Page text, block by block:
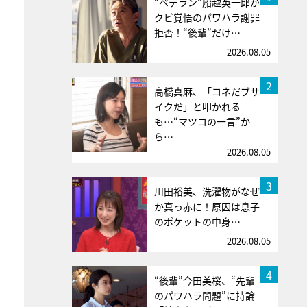
クビ覚悟のパワハラ謝罪
拒否！“後輩”だけ…
2026.08.05
2
高橋真麻、「コネだブサ
イクだ」と叩かれる
も…“マツコの一言”か
ら…
2026.08.05
3
川田裕美、洗濯物がなぜ
か真っ赤に！原因は息子
のポケットの中身…
2026.08.05
4
“後輩”今田美桜、“先輩
のパワハラ問題”に持論